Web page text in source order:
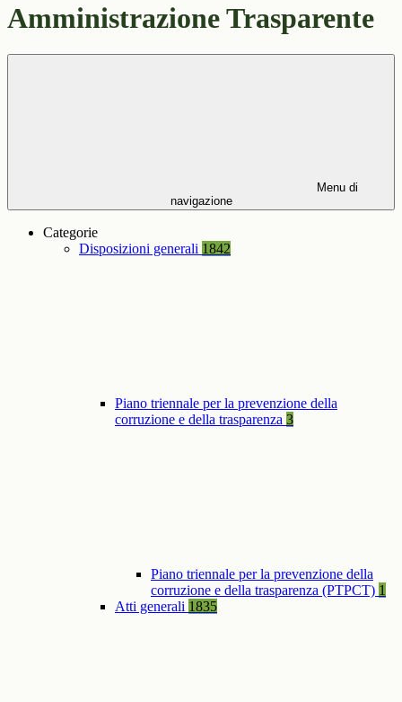
Amministrazione Trasparente
Menu di
navigazione
Categorie
Disposizioni generali 1842
Piano triennale per la prevenzione della
corruzione e della trasparenza 3
Piano triennale per la prevenzione della
corruzione e della trasparenza (PTPCT) 1
Atti generali 1835